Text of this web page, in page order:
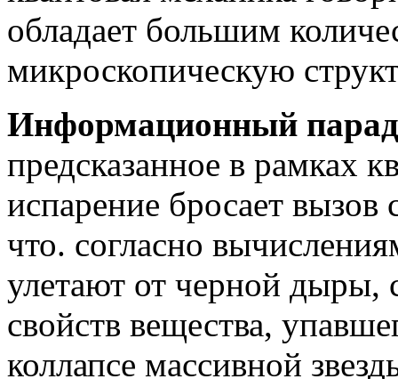
обладает большим
микроскопическую
Информационный
предсказанное в рамках
испарение бросает
что. согласно
улетают от черной дыры,
свойств вещества,
коллапсе массивной